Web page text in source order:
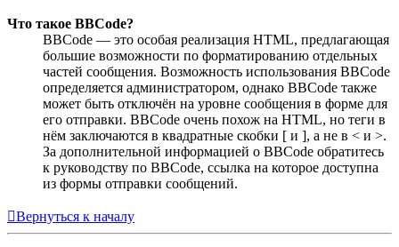
Что такое BBCode?
BBCode — это особая реализация HTML, предлагающая
большие возможности по форматированию отдельных
частей сообщения. Возможность использования BBCode
определяется администратором, однако BBCode также
может быть отключён на уровне сообщения в форме для
его отправки. BBCode очень похож на HTML, но теги в
нём заключаются в квадратные скобки [ и ], а не в < и >.
За дополнительной информацией о BBCode обратитесь
к руководству по BBCode, ссылка на которое доступна
из формы отправки сообщений.
Вернуться к началу